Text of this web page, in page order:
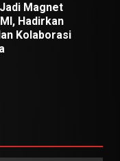
Magnet
Hadirkan
Kolaborasi